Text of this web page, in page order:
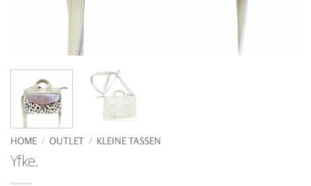
HOME / OUTLET / KLEINE TASSEN
Yfke.